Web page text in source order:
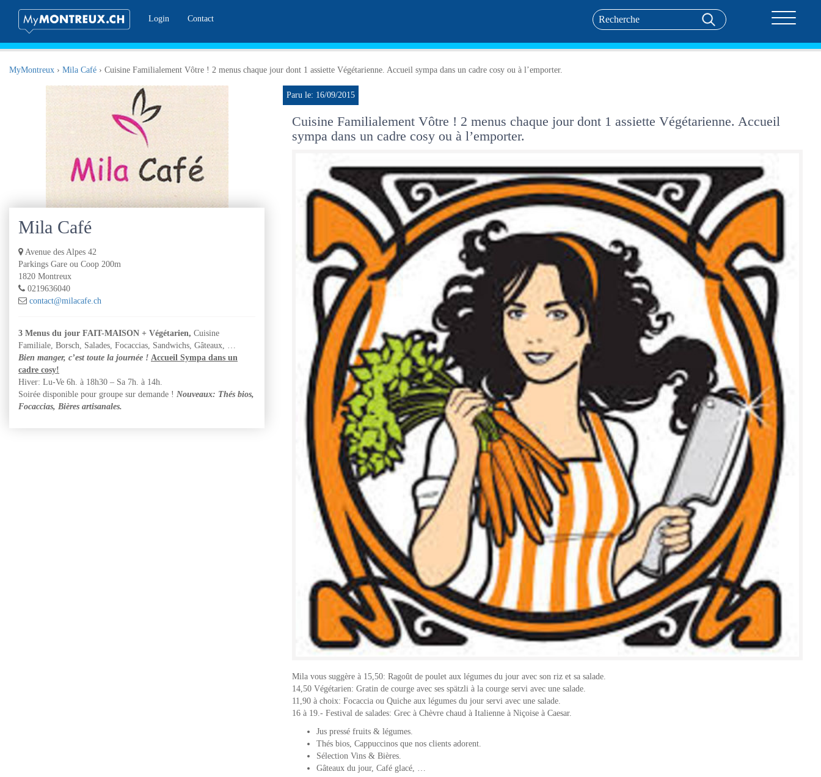
Login
Contact
MyMontreux › Mila Café › Cuisine Familialement Vôtre ! 2 menus chaque jour dont 1 assiette Végétarienne. Accueil sympa dans un cadre cosy ou à l’emporter.
Mila Café
Avenue des Alpes 42
Parkings Gare ou Coop 200m
1820 Montreux
0219636040
contact@milacafe.ch
3 Menus du jour FAIT-MAISON + Végétarien, Cuisine
Familiale, Borsch, Salades, Focaccias, Sandwichs, Gâteaux, …
Bien manger, c’est toute la journée ! Accueil Sympa dans un
cadre cosy!
Hiver: Lu-Ve 6h. à 18h30 – Sa 7h. à 14h.
Soirée disponible pour groupe sur demande ! Nouveaux: Thés bios,
Focaccias, Bières artisanales.
Paru le: 16/09/2015
Cuisine Familialement Vôtre ! 2 menus chaque jour dont 1 assiette Végétarienne. Accueil
sympa dans un cadre cosy ou à l’emporter.
Mila vous suggère à 15,50: Ragoût de poulet aux légumes du jour avec son riz et sa salade.
14,50 Végétarien: Gratin de courge avec ses spätzli à la courge servi avec une salade.
11,90 à choix: Focaccia ou Quiche aux légumes du jour servi avec une salade.
16 à 19.- Festival de salades: Grec à Chèvre chaud à Italienne à Niçoise à Caesar.
Jus pressé fruits & légumes.
Thés bios, Cappuccinos que nos clients adorent.
Sélection Vins & Bières.
Gâteaux du jour, Café glacé, …